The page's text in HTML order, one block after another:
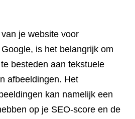
je website voor
is het belangrijk om
besteden aan tekstuele
afbeeldingen. Het
kan namelijk een
op je SEO-score en de